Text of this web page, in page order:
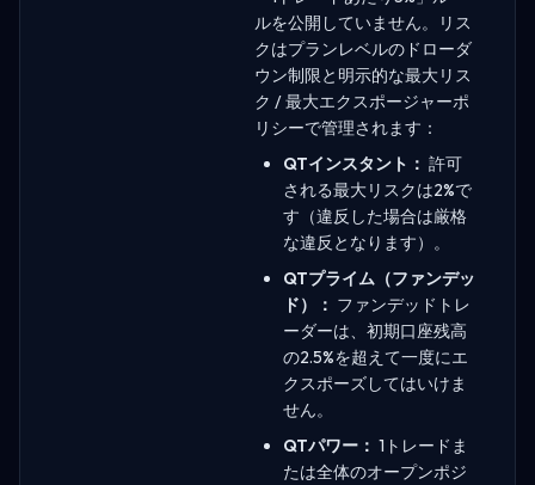
ルを公開していません。リス
クはプランレベルのドローダ
ウン制限と明示的な最大リス
ク / 最大エクスポージャーポ
リシーで管理されます：
QTインスタント： 許可
される最大リスクは2%で
す（違反した場合は厳格
な違反となります）。
QTプライム（ファンデッ
ド）： ファンデッドトレ
ーダーは、初期口座残高
の2.5%を超えて一度にエ
クスポーズしてはいけま
せん。
QTパワー： 1トレードま
たは全体のオープンポジ